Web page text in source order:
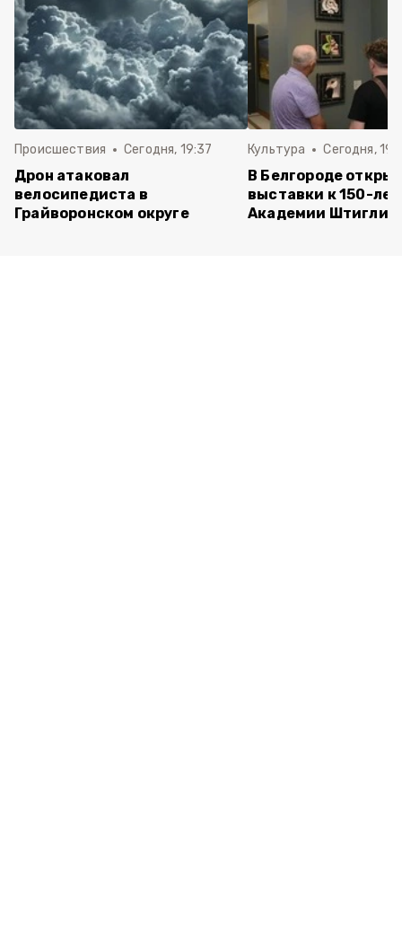
Происшествия Сегодня, 19:37
Дрон атаковал
велосипедиста в
Грайворонском округе
Культура Сегодня,
В Белгороде
выставки к 150-
Академии